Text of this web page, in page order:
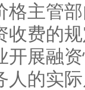
格主管
收费的
开展融
人的实